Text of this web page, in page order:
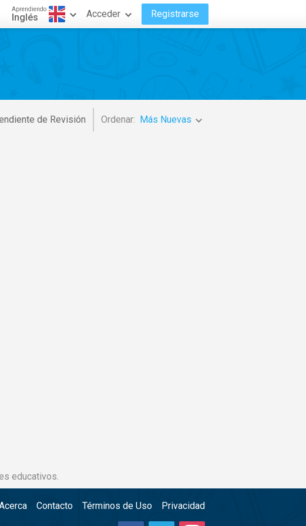
Aprendiendo
Inglés Acceder Registrarse
de Revisión Ordenar: Más Nuevas
educativos.
Contacto Términos de Uso Privacidad